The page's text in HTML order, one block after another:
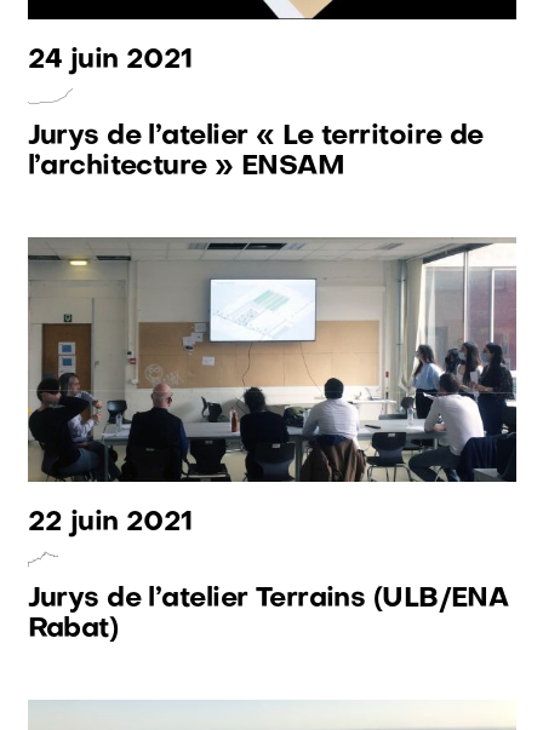
24 juin 2021
Jurys de l’atelier « Le territoire de
l’architecture » ENSAM
22 juin 2021
Jurys de l’atelier Terrains (ULB/ENA
Rabat)